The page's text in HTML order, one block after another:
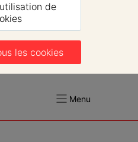
de
les cookies
Menu